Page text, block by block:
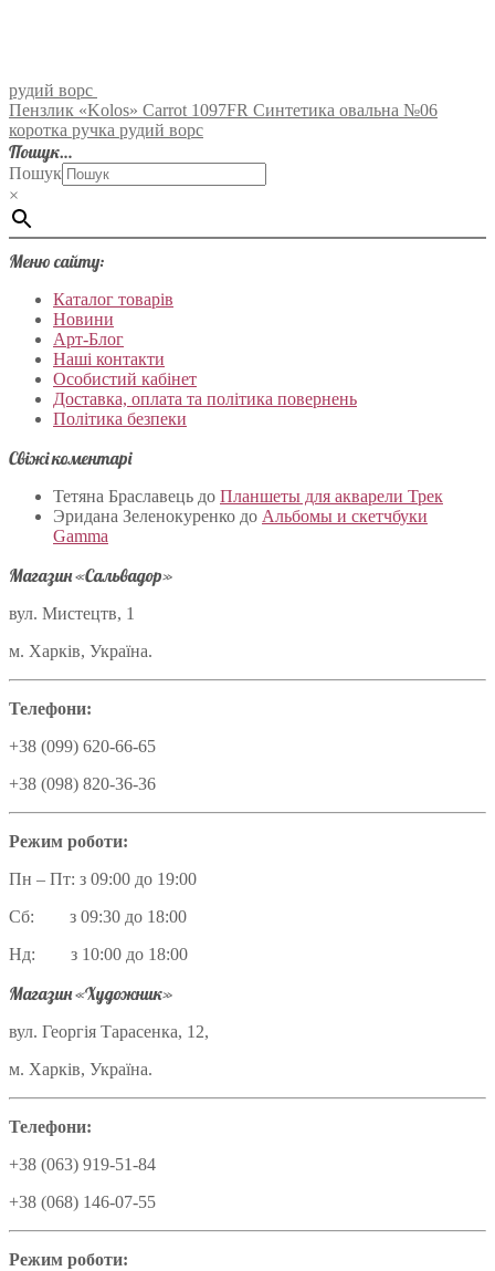
рудий ворс
Пензлик «Kolos» Carrot 1097FR Синтетика овальна №06
коротка ручка рудий ворс
Пошук…
Пошук
×
Меню сайту:
Каталог товарів
Новини
Арт-Блог
Наші контакти
Особистий кабінет
Доставка, оплата та політика повернень
Політика безпеки
Свіжі коментарі
Тетяна Браславець до Планшеты для акварели Трек
Эридана Зеленокуренко до Альбомы и скетчбуки
Gamma
Магазин «Сальвадор»
вул. Мистецтв, 1
м. Харків, Україна.
Телефони:
+38 (099) 620-66-65
+38 (098) 820-36-36
Режим роботи:
Пн – Пт: з 09:00 до 19:00
Сб: з 09:30 до 18:00
Нд: з 10:00 до 18:00
Магазин «Художник»
вул. Георгія Тарасенка, 12,
м. Харків, Україна.
Телефони:
+38 (063) 919-51-84
+38 (068) 146-07-55
Режим роботи: